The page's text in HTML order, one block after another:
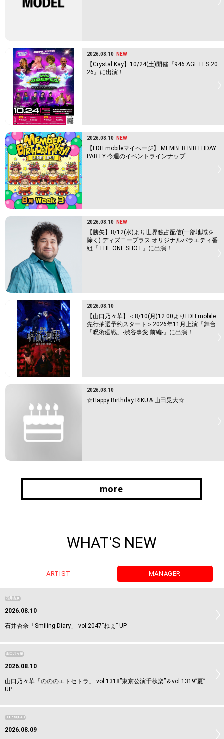
2026.08.10 NEW
【Crystal Kay】10/24(土)開催『946 AGE FES 20
26』に出演！
2026.08.10 NEW
【LDH mobileマイページ】 MEMBER BIRTHDAY
PARTY 今週のイベントラインナップ
2026.08.10 NEW
【勝矢】8/12(水)より世界独占配信(一部地域を
除く) ディズニープラス オリジナルバラエティ番
組『THE ONE SHOT』に出演！
2026.08.10
【山口乃々華】＜8/10(月)12:00よりLDH mobile
先行抽選予約スタート＞2026年11月上演『舞台
「呪術廻戦」-渋谷事変 前編-』に出演！
2026.08.10
☆Happy Birthday RIKU＆山田晃大☆
more
WHAT'S NEW
ARTIST MANAGER
石井杏奈
2026.08.10
石井杏奈「Smiling Diary」 vol.2047”ねぇ” UP
山口乃々華
2026.08.10
山口乃々華「のののエトセトラ」 vol.1318”東京公演千秋楽”＆vol.1319”夏”
UP
DEEP SQUAD
2026.08.09